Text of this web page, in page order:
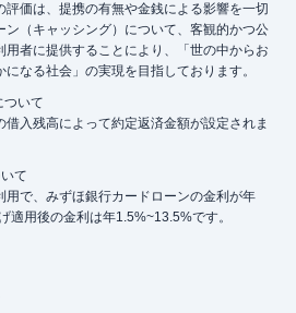
評価は、提携の有無や金銭による影響を一切
ン（キャッシング）について、客観的かつ公
者に提供することにより、「世の中からお
なる社会」の実現を目指しております。
ついて
入残高によって約定返済金額が設定されま
て
で、みずほ銀行カードローンの金利が年
適用後の金利は年1.5%~13.5%です。